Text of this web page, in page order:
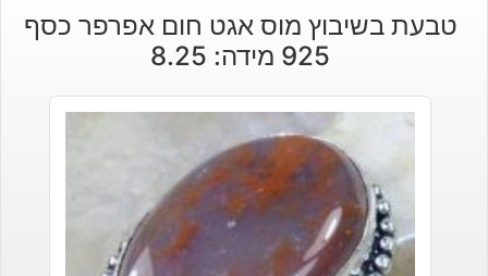
טבעת בשיבוץ מוס אגט חום אפרפר כסף
925 מידה: 8.25